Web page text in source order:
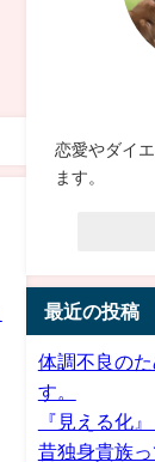
恋愛やダイ
ます。
最近の投稿
体調不良の
す。
『見える化
昔独身貴族